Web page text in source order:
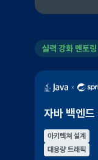
실력 강화 멘토링
자바 백엔
아키텍쳐 설계
대용량 트래픽